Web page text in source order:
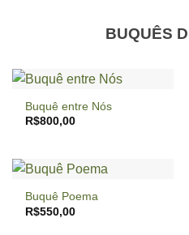
BUQUÊS
Buquê entre Nós
R$800,00
Buquê Poema
R$550,00